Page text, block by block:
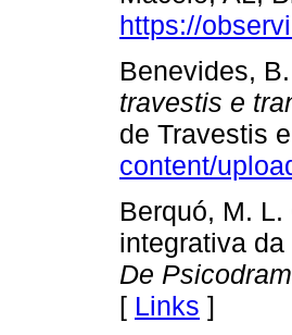
https://
Benevides,
travestis e
de Travestis
content/
Berquó, M.
integrativa
De
[ Links ]